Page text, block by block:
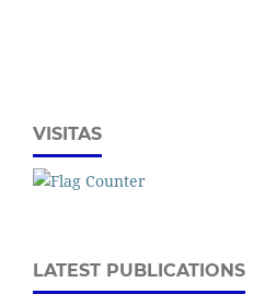
VISITAS
LATEST PUBLICATIONS